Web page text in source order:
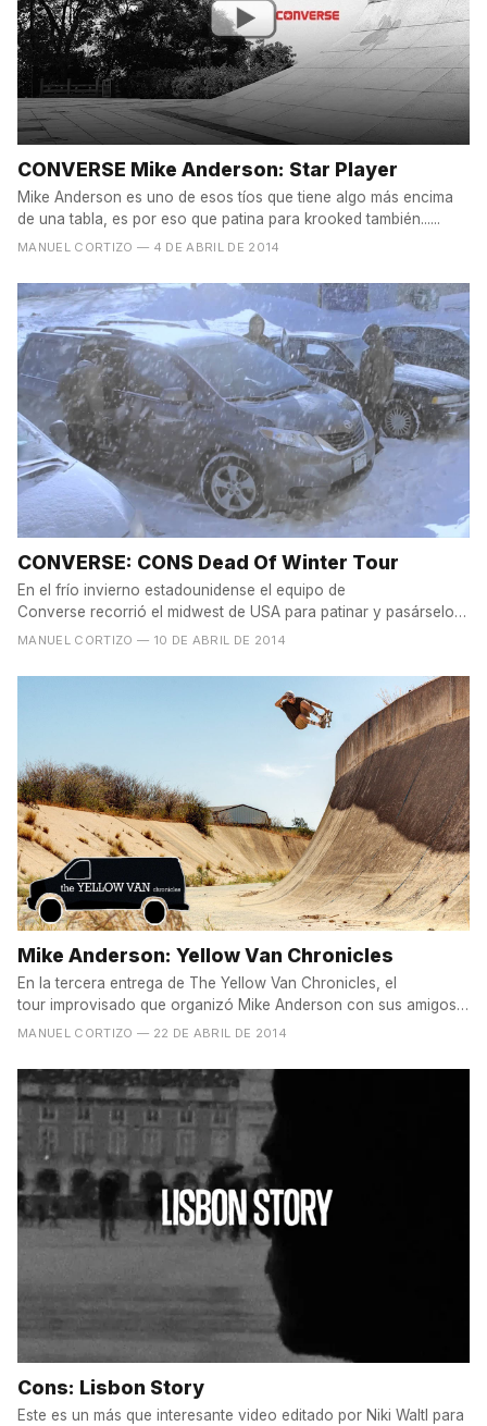
CONVERSE Mike Anderson: Star Player
Mike Anderson es uno de esos tíos que tiene algo más encima
de una tabla, es por eso que patina para krooked también......
MANUEL CORTIZO — 4 DE ABRIL DE 2014
CONVERSE: CONS Dead Of Winter Tour
En el frío invierno estadounidense el equipo de
Converse recorrió el midwest de USA para patinar y pasárselo
bien. El...
MANUEL CORTIZO — 10 DE ABRIL DE 2014
Mike Anderson: Yellow Van Chronicles
En la tercera entrega de The Yellow Van Chronicles, el
tour improvisado que organizó Mike Anderson con sus amigos,
el...
MANUEL CORTIZO — 22 DE ABRIL DE 2014
Cons: Lisbon Story
Este es un más que interesante video editado por Niki Waltl para